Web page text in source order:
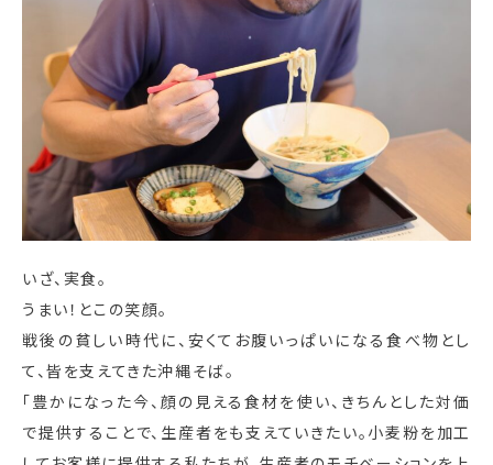
いざ、実食。
うまい！とこの笑顔。
戦後の貧しい時代に、安くてお腹いっぱいになる食べ物とし
て、皆を支えてきた沖縄そば。
「豊かになった今、顔の見える食材を使い、きちんとした対価
で提供することで、生産者をも支えていきたい。小麦粉を加工